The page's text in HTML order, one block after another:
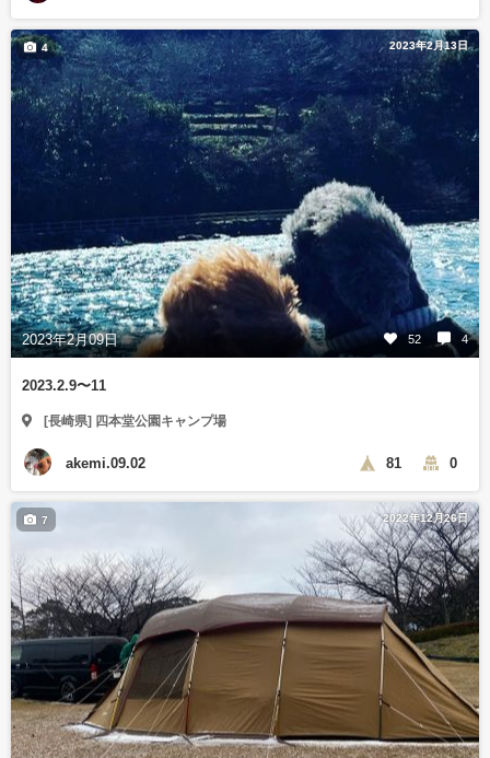
2023年2月13日
2023年2月09日 52 4
4
2023.2.9〜11
[長崎県] 四本堂公園キャンプ場
akemi.09.02 81 0
2022年12月26日
7